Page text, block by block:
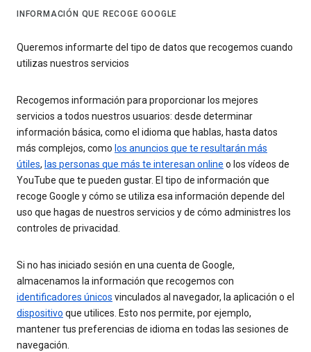
INFORMACIÓN QUE RECOGE GOOGLE
Queremos informarte del tipo de datos que recogemos cuando
utilizas nuestros servicios
Recogemos información para proporcionar los mejores
servicios a todos nuestros usuarios: desde determinar
información básica, como el idioma que hablas, hasta datos
más complejos, como los anuncios que te resultarán más
útiles, las personas que más te interesan online o los vídeos de
YouTube que te pueden gustar. El tipo de información que
recoge Google y cómo se utiliza esa información depende del
uso que hagas de nuestros servicios y de cómo administres los
controles de privacidad.
Si no has iniciado sesión en una cuenta de Google,
almacenamos la información que recogemos con
identificadores únicos vinculados al navegador, la aplicación o el
dispositivo que utilices. Esto nos permite, por ejemplo,
mantener tus preferencias de idioma en todas las sesiones de
navegación.